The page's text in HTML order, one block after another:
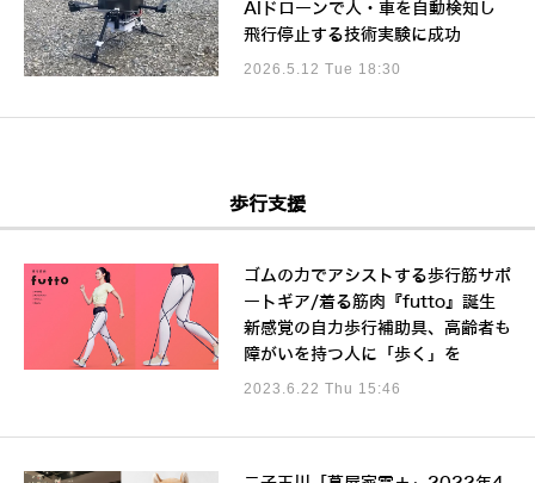
AIドローンで人・車を自動検知し
飛行停止する技術実験に成功
2026.5.12 Tue 18:30
歩行支援
ゴムの力でアシストする歩行筋サポ
ートギア/着る筋肉『futto』誕生
新感覚の自力歩行補助具、高齢者も
障がいを持つ人に「歩く」を
2023.6.22 Thu 15:46